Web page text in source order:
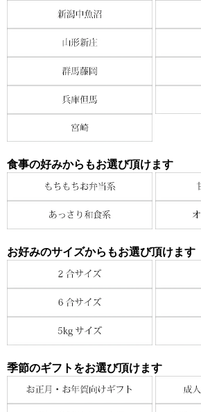
食事の好みからもお選び頂けます
お好みのサイズからもお選び頂けます
季節のギフトをお選び頂けます